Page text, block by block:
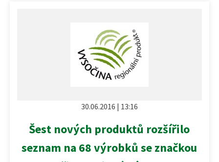
30.06.2016 | 13:16
Šest nových produktů rozšířilo
seznam na 68 výrobků se značkou